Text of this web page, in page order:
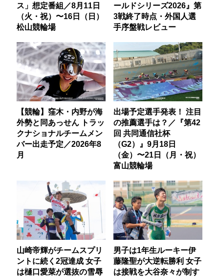
ス」想定番組／8月11日
（火・祝）〜16日（日）
松山競輪場
ールドシリーズ2026』第
3戦終了時点・外国人選
手序盤戦レビュー
【競輪】窪木・内野が海
外勢と同あっせん トラッ
クナショナルチームメン
バー出走予定／2026年8
月
出場予定選手発表！ 注目
の推薦選手は？／『第42
回 共同通信社杯
（G2）』9月18日
（金）〜21日（月・祝）
富山競輪場
山崎帝輝がチームスプリ
ントに続く2冠達成 女子
は樋口愛菜が選抜の雪辱
男子は1年生ルーキー伊
藤隆聖が大逆転勝利 女子
は接戦を大谷奈々が制す